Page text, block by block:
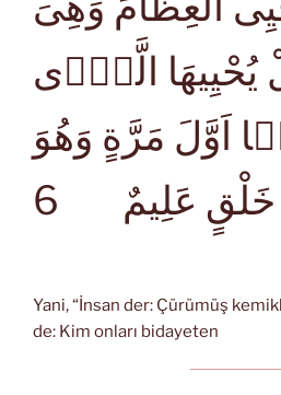
الَّذِۤى
اَوَّلَ مَرَّةٍ وَهُوَ
خَلْقٍ عَلِيمٌ
6
Yani, “İnsan der: Çürümüş
de: Kim onları bidayeten